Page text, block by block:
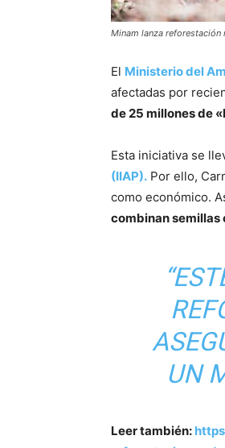
Minam lanza reforestación
El Ministerio del
afectadas por
de 25 millones de
Esta iniciativa se
(IIAP). Por ello,
como económico.
combinan semillas
UN
Leer también: